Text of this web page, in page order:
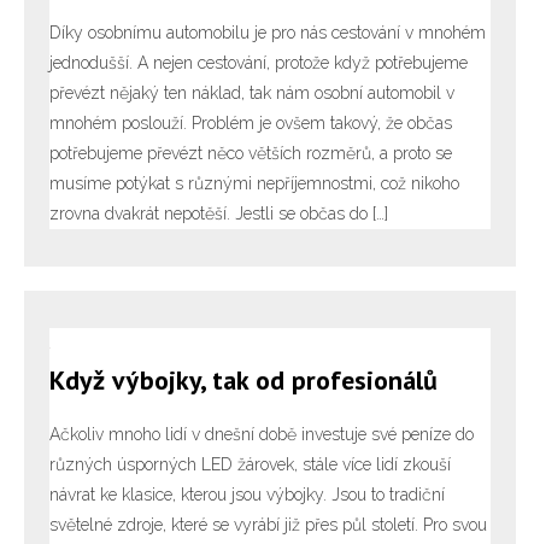
Díky osobnímu automobilu je pro nás cestování v mnohém
jednodušší. A nejen cestování, protože když potřebujeme
převézt nějaký ten náklad, tak nám osobní automobil v
mnohém poslouží. Problém je ovšem takový, že občas
potřebujeme převézt něco větších rozměrů, a proto se
musíme potýkat s různými nepříjemnostmi, což nikoho
zrovna dvakrát nepotěší. Jestli se občas do […]
Když výbojky, tak od profesionálů
Ačkoliv mnoho lidí v dnešní době investuje své peníze do
různých úsporných LED žárovek, stále více lidí zkouší
návrat ke klasice, kterou jsou výbojky. Jsou to tradiční
světelné zdroje, které se vyrábí již přes půl století. Pro svou